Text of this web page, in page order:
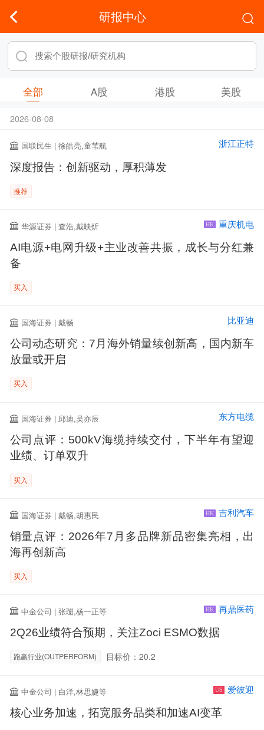
研报中心
全部 A股 港股 美股
2026-08-08
国联民生 | 徐皓亮,童苇航 浙江正特
深度报告：创新驱动，厚积薄发
推荐
华源证券 | 查浩,戴映炘 HK 重庆机电
AI电源+电网升级+主业改善共振，成长与分红兼
备
买入
国海证券 | 戴畅 比亚迪
公司动态研究：7月海外销量续创新高，国内新车
放量或开启
买入
国海证券 | 邱迪,吴亦辰 东方电缆
公司点评：500kV海缆持续交付，下半年有望迎
业绩、订单双升
买入
国海证券 | 戴畅,胡惠民 HK 吉利汽车
销量点评：2026年7月多品牌新品密集亮相，出
海再创新高
买入
中金公司 | 张琎,杨一正等 HK 再鼎医药
2Q26业绩符合预期，关注Zoci ESMO数据
跑赢行业(OUTPERFORM) 目标价：20.2
中金公司 | 白洋,林思婕等 US 爱彼迎
核心业务加速，拓宽服务品类和加速AI变革